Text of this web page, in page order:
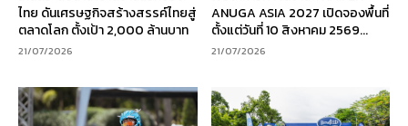
ไทย ดันเศรษฐกิจสร้างสรรค์ไทยสู่
ตลาดโลก ตั้งเป้า 2,000 ล้านบาท
21/07/2026
ANUGA ASIA 2027 เปิดจองพื้นที่
ตั้งแต่วันที่ 10 สิงหาคม 2569...
21/07/2026